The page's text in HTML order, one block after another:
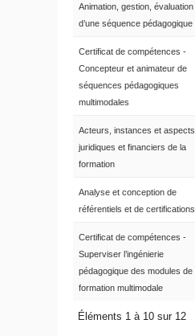
Animation, gestion, évaluation
d’une séquence pédagogique
Certificat de compétences -
Concepteur et animateur de
séquences pédagogiques
multimodales
Acteurs, instances et aspects
juridiques et financiers de la
formation
Analyse et conception de
référentiels et de certifications
Certificat de compétences -
Superviser l’ingénierie
pédagogique des modules de
formation multimodale
Éléments 1 à 10 sur 12